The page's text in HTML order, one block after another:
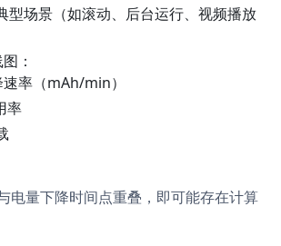
型场景（如滚动、后台运行、视频播放
：
率（mAh/min）
率
电量下降时间点重叠，即可能存在计算